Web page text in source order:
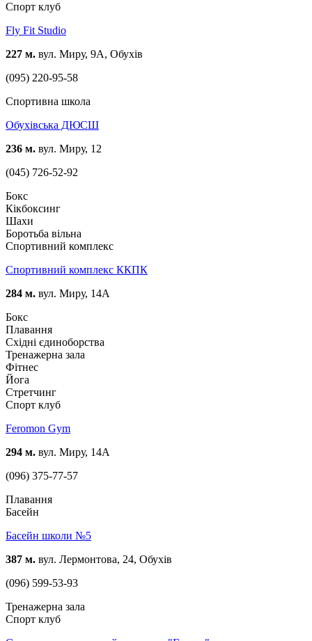
Спорт клуб
Fly Fit Studio
227 м. вул. Миру, 9А, Обухів
(095) 220-95-58
Спортивна школа
Обухівська ДЮСШ
236 м. вул. Миру, 12
(045) 726-52-92
Бокс
Кікбоксинг
Шахи
Боротьба вільна
Спортивний комплекс
Спортивний комплекс ККПК
284 м. вул. Миру, 14А
Бокс
Плавання
Східні єдиноборства
Тренажерна зала
Фітнес
Йога
Стретчинг
Спорт клуб
Feromon Gym
294 м. вул. Миру, 14А
(096) 375-77-57
Плавання
Басейн
Басейн школи №5
387 м. вул. Лермонтова, 24, Обухів
(096) 599-53-93
Тренажерна зала
Спорт клуб